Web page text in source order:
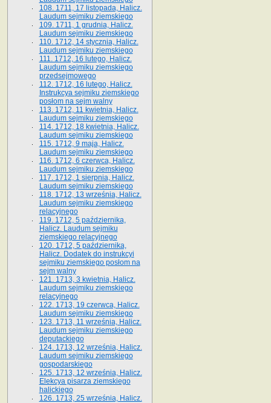
108. 1711, 17 listopada, Halicz.
Laudum sejmiku ziemskiego
109. 1711, 1 grudnia, Halicz.
Laudum sejmiku ziemskiego
110. 1712, 14 stycznia, Halicz.
Laudum sejmiku ziemskiego
111. 1712, 16 lutego, Halicz.
Laudum sejmiku ziemskiego
przedsejmowego
112. 1712, 16 lutego, Halicz.
Instrukcya sejmiku ziemskiego
posłom na sejm walny
113. 1712, 11 kwietnia, Halicz.
Laudum sejmiku ziemskiego
114. 1712, 18 kwietnia, Halicz.
Laudum sejmiku ziemskiego
115. 1712, 9 maja, Halicz.
Laudum sejmiku ziemskiego
116. 1712, 6 czerwca, Halicz.
Laudum sejmiku ziemskiego
117. 1712, 1 sierpnia, Halicz.
Laudum sejmiku ziemskiego
118. 1712, 13 września, Halicz.
Laudum sejmiku ziemskiego
relacyjnego
119. 1712, 5 października,
Halicz. Laudum sejmiku
ziemskiego relacyjnego
120. 1712, 5 października,
Halicz. Dodatek do instrukcyi
sejmiku ziemskiego posłom na
sejm walny
121. 1713, 3 kwietnia, Halicz.
Laudum sejmiku ziemskiego
relacyjnego
122. 1713, 19 czerwca, Halicz.
Laudum sejmiku ziemskiego
123. 1713, 11 września, Halicz.
Laudum sejmiku ziemskiego
deputackiego
124. 1713, 12 września, Halicz.
Laudum sejmiku ziemskiego
gospodarskiego
125. 1713, 12 września, Halicz.
Elekcya pisarza ziemskiego
halickiego
126. 1713, 25 września, Halicz.